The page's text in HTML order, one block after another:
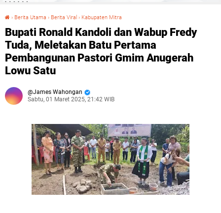
› Berita Utama › Berita Viral › Kabupaten Mitra
Bupati Ronald Kandoli dan Wabup Fredy
Tuda, Meletakan Batu Pertama
Pembangunan Pastori Gmim Anugerah
Lowu Satu
James Wahongan
Sabtu, 01 Maret 2025, 21:42 WIB